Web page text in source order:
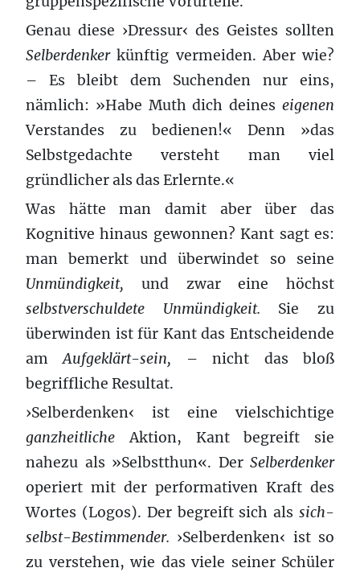
Genau diese ›Dressur‹ des Geistes sollten
Selberdenkerkünftig vermeiden. Aber wie?
– Es bleibt dem Suchenden nur eins,
nämlich: »Habe Muth dich deines eigenen
Verstandes zu bedienen!« Denn »das
Selbstgedachte versteht man viel
gründlicher als das Erlernte.«
Was hätte man damit aber über das
Kognitive hinaus gewonnen? Kant sagt es:
man bemerkt und überwindet so seine
Unmündigkeit, und zwar eine höchst
selbstverschuldete Unmündigkeit. Sie zu
überwinden ist für Kant das Entscheidende
amAufgeklärt-sein, – nicht das bloß
begriffliche Resultat.
›Selberdenken‹ ist eine vielschichtige
ganzheitliche Aktion, Kant begreift sie
nahezu als »Selbstthun«. Der Selberdenker
operiert mit der performativen Kraft des
Wortes (Logos). Der begreift sich als sich-
selbst-Bestimmender. ›Selberdenken‹ ist so
zu verstehen, wie das viele seiner Schüler